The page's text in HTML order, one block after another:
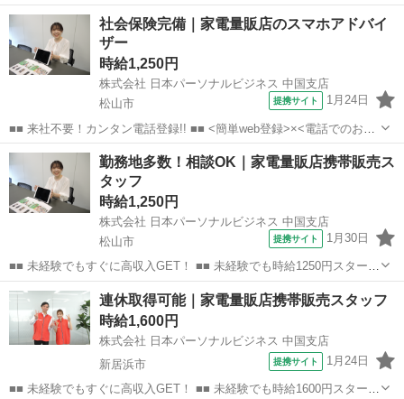
事紹介> で、来社なくお仕事探しが可能です♪ 基本情報を入力したら
電話で希望を伝えるだけでOK★ 営業、ラウンダー、事務のお仕事も
あります♪ ご希...
愛媛 松山市 店長
社会保険完備｜家電量販店のスマホアドバイ
ザー
時給1,250円
株式会社 日本パーソナルビジネス 中国支店
松山市
提携サイト 1月24日
■■ 来社不要！カンタン電話登録!! ■■ <簡単web登録>×<電話でのお仕
事紹介> で、来社なくお仕事探しが可能です♪ 基本情報を入力したら
電話で希望を伝えるだけでOK★ 営業、ラウンダー、事務のお仕事も
あります♪ ご希...
愛媛 松山市 店長
勤務地多数！相談OK｜家電量販店携帯販売ス
タッフ
時給1,250円
株式会社 日本パーソナルビジネス 中国支店
松山市
提携サイト 1月30日
■■ 未経験でもすぐに高収入GET！ ■■ 未経験でも時給1250円スタート
なので、すぐに高収入!! 社員登用制度もあるので、ゆくゆくは社員に
なんてキャリアアップも目指せます!! ■■ 来社不要！カンタン電話登
録!! ■■...
愛媛 松山市 店長
連休取得可能｜家電量販店携帯販売スタッフ
時給1,600円
株式会社 日本パーソナルビジネス 中国支店
新居浜市
提携サイト 1月24日
■■ 未経験でもすぐに高収入GET！ ■■ 未経験でも時給1600円スタート